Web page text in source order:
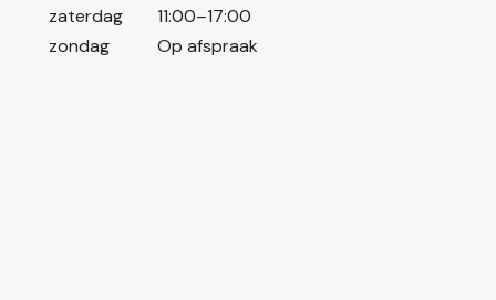
zaterdag
11:00–17:00
zondag
Op afspraak